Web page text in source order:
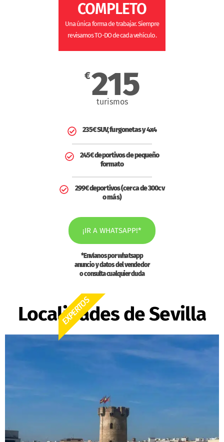
COMPLETO
Una única forma de trabajar. Siempre
revisamos TO-DO de cada vehículo.
€215
turismos
235€ SUV, furgonetas y 4x4
245€ deportivos de pequeño
formato
299€ deportivos (cerca de 300cv
o más)
¡IR A WHATSAPP!*
*Envíanos por whatsapp
anuncio y datos del vendedor
o consulta cualquier duda
EXPERTOS
Localidades de Sevilla